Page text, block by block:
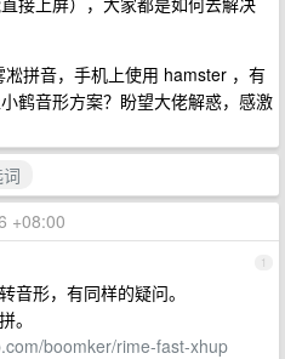
拼音，手机上使用 hamster ，有
鹤音形方案？盼望大佬解惑，感激
+08:00
1
音形，有同样的疑问。
。
boomker/rime-fast-xhup